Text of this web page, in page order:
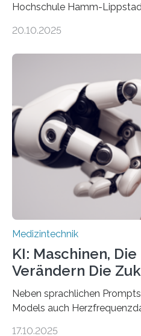
Hochschule Hamm-
auf Personen ab, die
Entwicklung der Sensorik
HSHL verantwortet die
sowie die KI-gestützte
die Entwicklung eines
Assistenzsystems, das den
kontinuierlich erfasst,
und in Notfällen
20.10.2025
Medizintechnik
KI: Maschinen,
Verändern Die
Neben sprachlichen
Models auch
17.10.2025